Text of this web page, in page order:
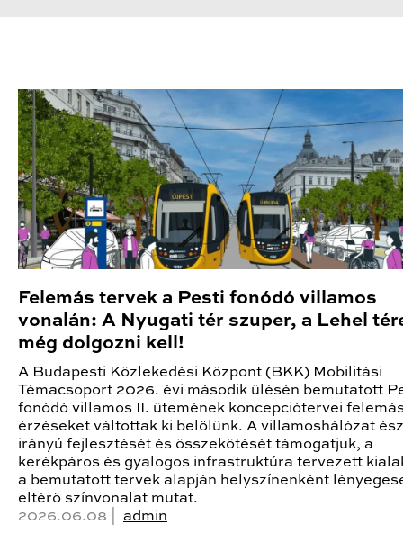
Felemás tervek a Pesti fonódó villamos
vonalán: A Nyugati tér szuper, a Lehel
még dolgozni kell!
A Budapesti Közlekedési Központ (BKK) Mobilitási
Témacsoport 2026. évi második ülésén bemutatott
fonódó villamos II. ütemének koncepciótervei
érzéseket váltottak ki belőlünk. A villamoshálózat
irányú fejlesztését és összekötését támogatjuk, a
kerékpáros és gyalogos infrastruktúra tervezett
a bemutatott tervek alapján helyszínenként
eltérő színvonalat mutat.
2026.06.08 | admin